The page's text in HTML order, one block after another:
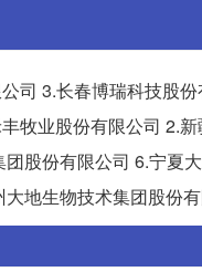
司 3.长春博瑞科技股
牧业股份有限公司 2.
股份有限公司 6.宁夏
地生物技术集团股份